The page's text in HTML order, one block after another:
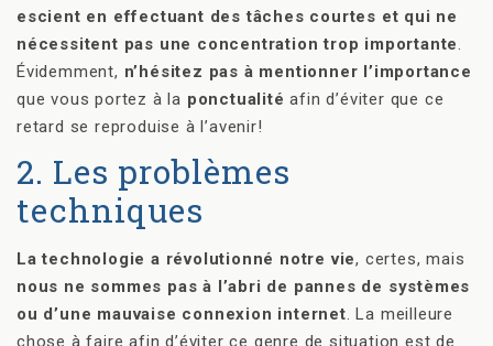
escient en effectuant des tâches courtes et qui ne
nécessitent pas une concentration trop importante.
Évidemment, n’hésitez pas à mentionner l’importance
que vous portez à la ponctualité afin d’éviter que ce
retard se reproduise à l’avenir!
2. Les problèmes
techniques
La technologie a révolutionné notre vie, certes, mais
nous ne sommes pas à l’abri de pannes de systèmes
ou d’une mauvaise connexion internet. La meilleure
chose à faire afin d’éviter ce genre de situation est de